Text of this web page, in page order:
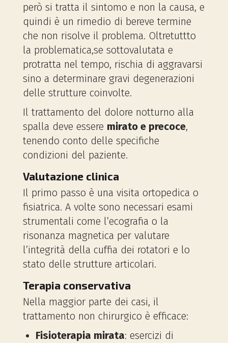
però si tratta il sintomo e non la causa, e
quindi è un rimedio di bereve termine
che non risolve il problema. Oltretuttto
la problematica,se sottovalutata e
protratta nel tempo, rischia di aggravarsi
sino a determinare gravi degenerazioni
delle strutture coinvolte.
Il trattamento del dolore notturno alla
spalla deve essere mirato e precoce,
tenendo conto delle specifiche
condizioni del paziente.
Valutazione clinica
Il primo passo è una visita ortopedica o
fisiatrica. A volte sono necessari esami
strumentali come l’ecografia o la
risonanza magnetica per valutare
l’integrità della cuffia dei rotatori e lo
stato delle strutture articolari.
Terapia conservativa
Nella maggior parte dei casi, il
trattamento non chirurgico è efficace:
Fisioterapia mirata: esercizi di